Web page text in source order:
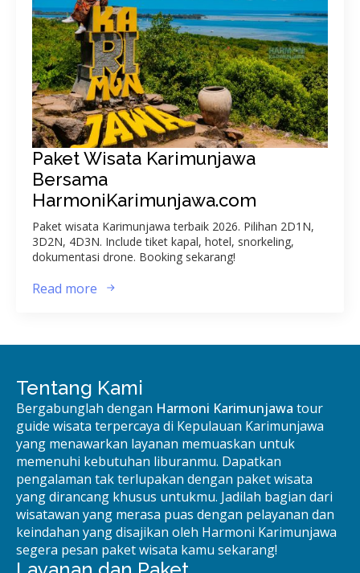
Paket Wisata Karimunjawa
Bersama
HarmoniKarimunjawa.com
Paket wisata Karimunjawa terbaik 2026. Pilihan 2D1N,
3D2N, 4D3N. Include tiket kapal, hotel, snorkeling,
dokumentasi drone. Booking sekarang!
Read more
Tentang Kami
Bergabunglah dengan Harmoni Karimunjawa tour
guide wisata terpercaya di Kepulauan Karimunjawa
yang menawarkan layanan memuaskan untuk
memenuhi kebutuhan liburanmu. Dapatkan
pengalaman tak terlupakan dengan paket wisata
yang dirancang khusus untukmu. Jadilah bagian dari
wisatawan yang merasa puas dengan pelayanan dan
keindahan yang disajikan oleh Harmoni Karimunjawa
segera pesan paket wisata kamu sekarang!